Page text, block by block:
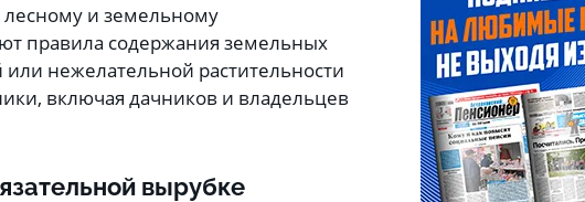
лесному и земельному
правила содержания земельных
нежелательной растительности
включая дачников и владельцев
вырубке